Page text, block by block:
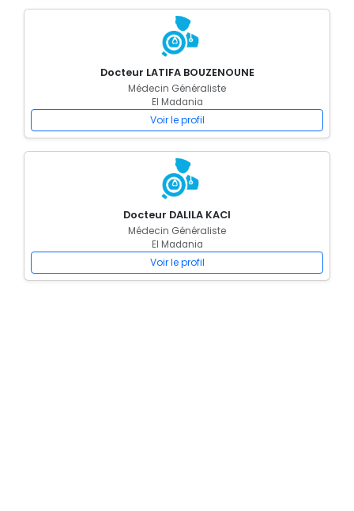
Docteur LATIFA BOUZENOUNE
Médecin Généraliste
El Madania
Voir le profil
Docteur DALILA KACI
Médecin Généraliste
El Madania
Voir le profil